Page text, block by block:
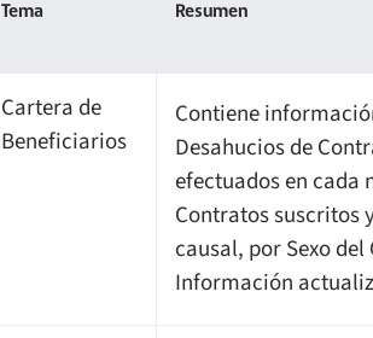
Tema Resumen
Cartera de
Beneficiarios
Contiene
Desahucios de
efectuados en cada
Contratos suscritos
causal, por Sexo del
Información